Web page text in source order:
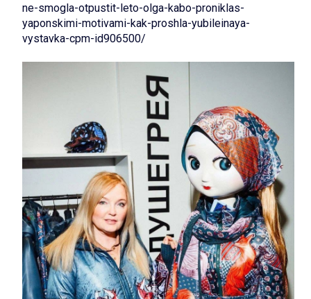
ne-smogla-otpustit-leto-olga-kabo-proniklas-
yaponskimi-motivami-kak-proshla-yubileinaya-
vystavka-cpm-id906500/